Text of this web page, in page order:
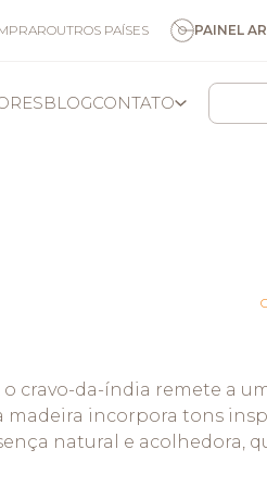
OUTROS PAÍSES PAINEL
BLOGCONTATO
cravo-da-índia remete a
madeira incorpora tons
natural e acolhedora,